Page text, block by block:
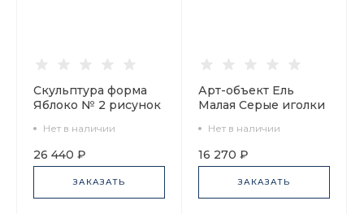
Скульптура форма
Яблоко № 2 рисунок
60.03666.00.5
Нет в наличии
26 440 ₽
ЗАКАЗАТЬ
Арт-объект Ель
Малая Серые иголки
Нет в наличии
16 270 ₽
ЗАКАЗАТЬ